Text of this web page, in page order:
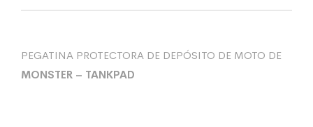
PEGATINA PROTECTORA DE DEPÓSITO DE MOTO DE
MONSTER – TANKPAD